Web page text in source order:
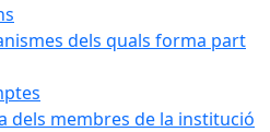
dels quals forma part
dels membres de la institució